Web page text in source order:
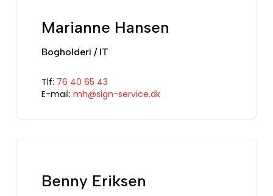
Marianne Hansen
Bogholderi / IT
Tlf: 76 40 65 43
E-mail: mh@sign-service.dk
Benny Eriksen